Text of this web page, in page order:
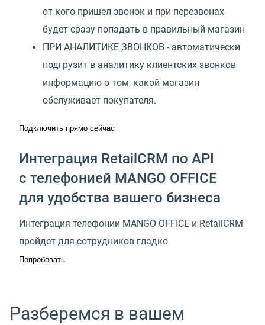
от кого пришел звонок и при перезвонах
будет сразу попадать в правильный магазин
ПРИ АНАЛИТИКЕ ЗВОНКОВ - автоматически
подгрузит в аналитику клиентских звонков
информацию о том, какой магазин
обслуживает покупателя.
Подключить прямо сейчас
Интеграция RetailCRM по API
с телефонией MANGO OFFICE
для удобства вашего бизнеса
Интеграция телефонии MANGO OFFICE и RetailCRM
пройдет для сотрудников гладко
Попробовать
Разберемся в вашем